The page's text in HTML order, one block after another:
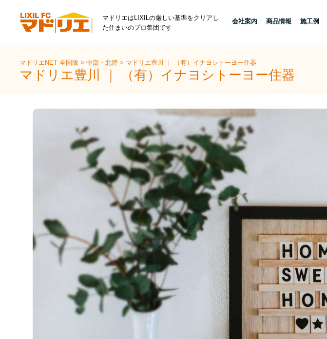
マドリエはLIXILの厳しい基準をクリアし
た住まいのプロ集団です
会社案内 商品情報 施工例
マドリエNET 全国版>中部・北陸> マドリエ豊川 ｜ （有）イナヨシトーヨー住器
マドリエ豊川 ｜ （有）イナヨシトーヨー住器